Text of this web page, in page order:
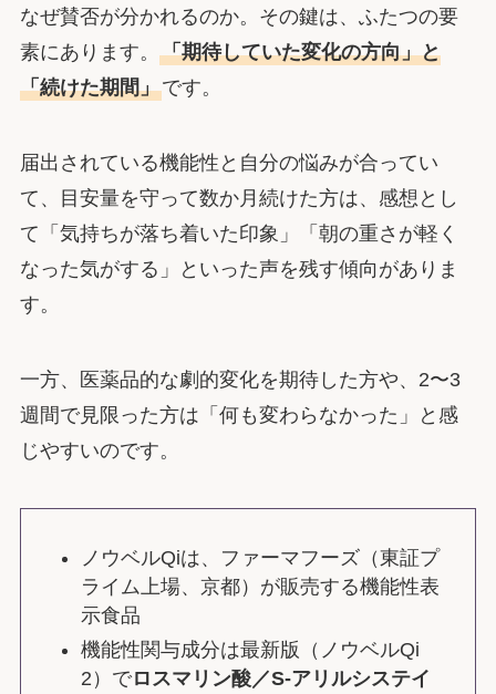
なぜ賛否が分かれるのか。その鍵は、ふたつの要
素にあります。 「期待していた変化の方向」と
「続けた期間」です。
届出されている機能性と自分の悩みが合ってい
て、目安量を守って数か月続けた方は、感想とし
て「気持ちが落ち着いた印象」「朝の重さが軽く
なった気がする」といった声を残す傾向がありま
す。
一方、医薬品的な劇的変化を期待した方や、2〜3
週間で見限った方は「何も変わらなかった」と感
じやすいのです。
ノウベルQiは、ファーマフーズ（東証プ
ライム上場、京都）が販売する機能性表
示食品
機能性関与成分は最新版（ノウベルQi
2）でロスマリン酸／S-アリルシステイ